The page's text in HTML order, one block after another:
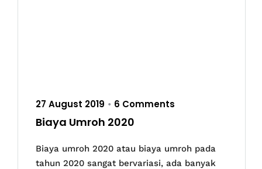
27 August 2019 • 6 Comments
Biaya Umroh 2020
Biaya umroh 2020 atau biaya umroh pada
tahun 2020 sangat bervariasi, ada banyak